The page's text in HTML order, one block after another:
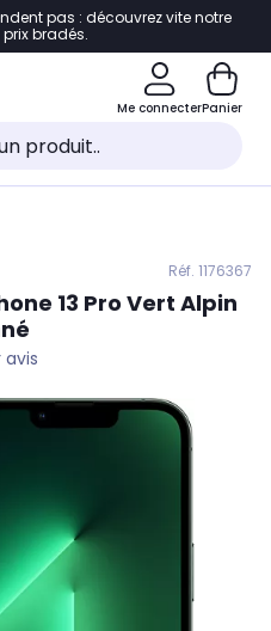
de page
pas : découvrez vite notre
bradés.
Me connecterPanier
Réf. 1176367
13 Pro Vert Alpin